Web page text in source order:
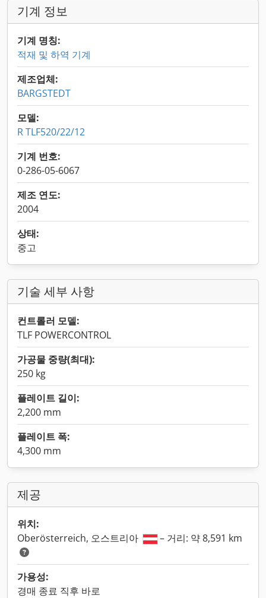
기계 정보
기계 명칭:
적재 및 하역 기계
제조업체:
BARGSTEDT
모델:
R TLF520/22/12
기계 번호:
0-286-05-6067
제조 연도:
2004
상태:
중고
기술 세부 사항
컨트롤러 모델:
TLF POWERCONTROL
가공물 중량(최대):
250 kg
플레이트 길이:
2,200 mm
플레이트 폭:
4,300 mm
제공
위치:
Oberösterreich, 오스트리아
– 거리: 약 8,591 km
가용성:
경매 종료 직후 바로